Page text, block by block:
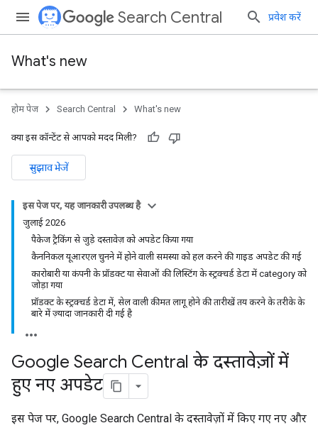
Search Central प्रवेश करें
What's new
होम पेज Search Central What's new
क्या इस कॉन्टेंट से आपको मदद मिली?
सुझाव भेजें
इस पेज पर, यह जानकारी उपलब्ध है
जुलाई 2026
पैकेज ट्रैकिंग से जुड़े दस्तावेज़ को अपडेट किया गया
कैननिकल यूआरएल चुनने में होने वाली समस्या को हल करने की गाइड अपडेट की गई
कारोबारी या कंपनी के प्रॉडक्ट या सेवाओं की लिस्टिंग के स्ट्रक्चर्ड डेटा में category को
जोड़ा गया
प्रॉडक्ट के स्ट्रक्चर्ड डेटा में, सेल वाली कीमत लागू होने की तारीखें तय करने के तरीके के
बारे में ज़्यादा जानकारी दी गई है
Google Search Central के दस्तावेज़ों में
हुए नए अपडेट
इस पेज पर, Google Search Central के दस्तावेज़ों में किए गए नए और